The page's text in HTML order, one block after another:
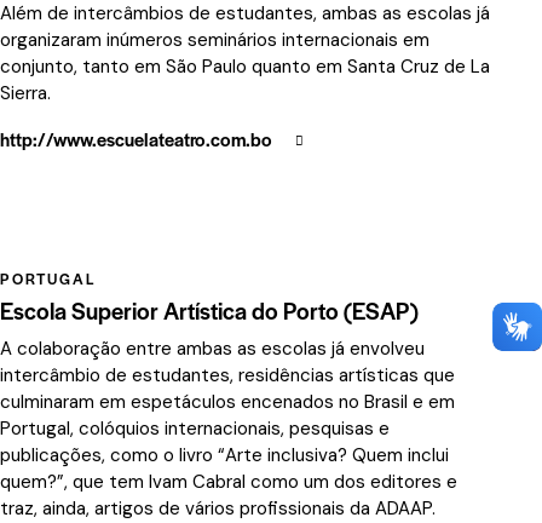
Além de intercâmbios de estudantes, ambas as escolas já
organizaram inúmeros seminários internacionais em
conjunto, tanto em São Paulo quanto em Santa Cruz de La
Sierra.
http://www.escuelateatro.com.bo
PORTUGAL
Escola Superior Artística do Porto (ESAP)
A colaboração entre ambas as escolas já envolveu
intercâmbio de estudantes, residências artísticas que
culminaram em espetáculos encenados no Brasil e em
Portugal, colóquios internacionais, pesquisas e
publicações, como o livro “Arte inclusiva? Quem inclui
quem?”, que tem Ivam Cabral como um dos editores e
traz, ainda, artigos de vários profissionais da ADAAP.